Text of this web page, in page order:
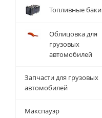
Топливные баки
Облицовка для
грузовых
автомобилей
Запчасти для грузовых
автомобилей
Макспауэр